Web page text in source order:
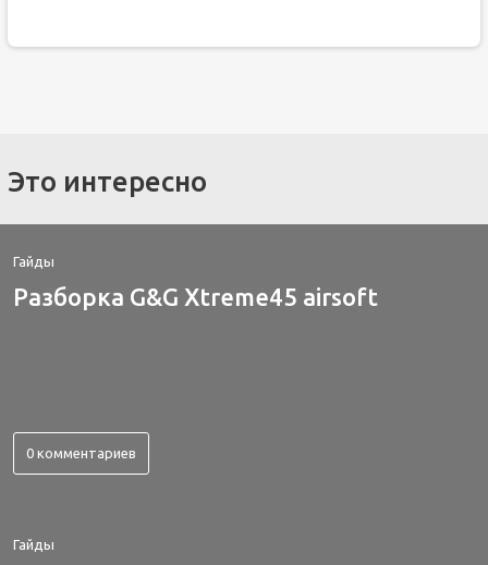
Это интересно
Гайды
Разборка G&G Xtreme45 airsoft
0 комментариев
Гайды